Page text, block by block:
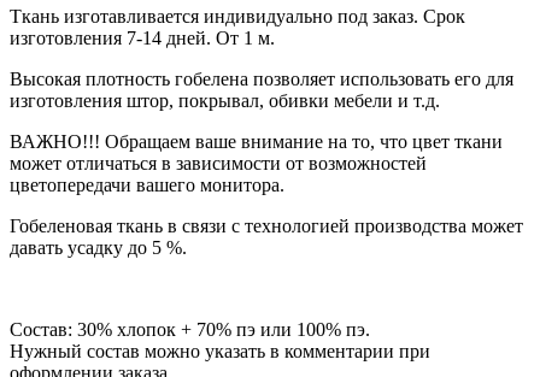
Ткань изготавливается индивидуально под заказ. Срок
изготовления 7-14 дней. От 1 м.
Высокая плотность гобелена позволяет использовать его для
изготовления штор, покрывал, обивки мебели и т.д.
ВАЖНО!!! Обращаем ваше внимание на то, что цвет ткани
может отличаться в зависимости от возможностей
цветопередачи вашего монитора.
Гобеленовая ткань в связи с технологией производства может
давать усадку до 5 %.
Состав: 30% хлопок + 70% пэ или 100% пэ.
Нужный состав можно указать в комментарии при
оформлении заказа.